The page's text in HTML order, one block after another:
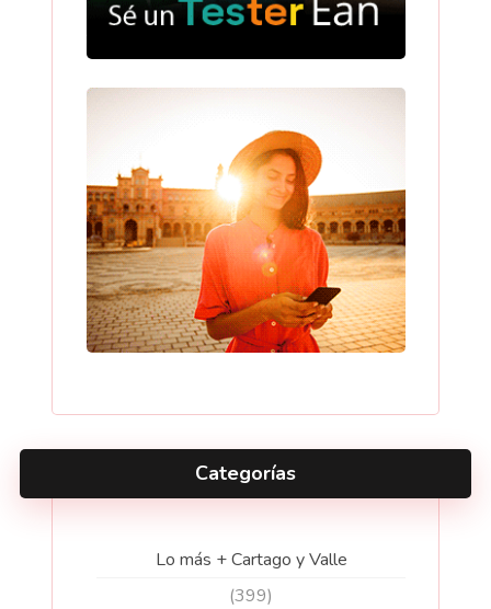
Categorías
Lo más + Cartago y Valle
(399)